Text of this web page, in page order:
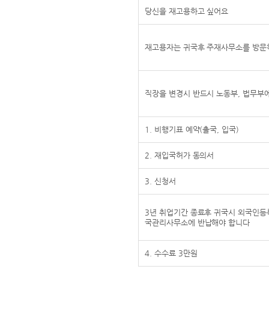
당신을 재고용하고 싶어요
재고용자는 귀국후 주재사무소를 방문
직장을 변경시 반드시 노동부, 법무부
1. 비행기표 예약(출국, 입국)
2. 재입국허가 동의서
3. 신청서
3년 취업기간 종료후 귀국시 외국인
국관리사무소에 반납해야 합니다
4. 수수료 3만원